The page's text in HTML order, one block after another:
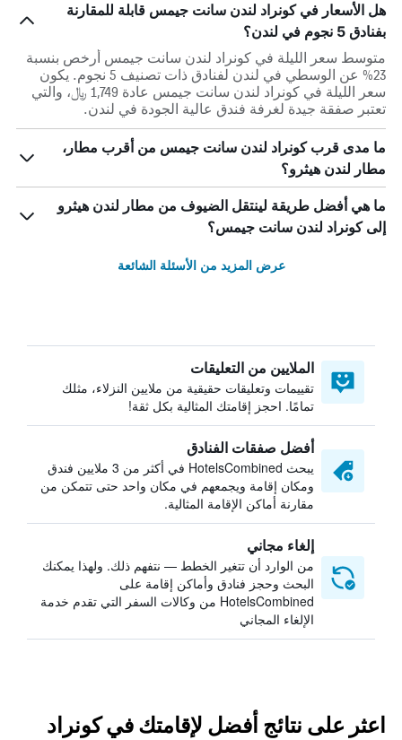
هل الأسعار في كونراد لندن سانت جيمس قابلة للمقارنة
بفنادق 5 نجوم في لندن؟
متوسط سعر الليلة في كونراد لندن سانت جيمس أرخص بنسبة
23% عن الوسطي في لندن لفنادق ذات تصنيف 5 نجوم. يكون
سعر الليلة في كونراد لندن سانت جيمس عادة 1,749 ﷼، والتي
تعتبر صفقة جيدة لغرفة فندق عالية الجودة في لندن.
ما مدى قرب كونراد لندن سانت جيمس من أقرب مطار،
مطار لندن هيثرو؟
ما هي أفضل طريقة لينتقل الضيوف من مطار لندن هيثرو
إلى كونراد لندن سانت جيمس؟
عرض المزيد من الأسئلة الشائعة
الملايين من التعليقات
تقييمات وتعليقات حقيقية من ملايين النزلاء، مثلك
تمامًا. احجز إقامتك المثالية بكل ثقة!
أفضل صفقات الفنادق
يبحث HotelsCombined في أكثر من 3 ملايين فندق
ومكان إقامة ويجمعهم في مكان واحد حتى تتمكن من
مقارنة أماكن الإقامة المثالية.
إلغاء مجاني
من الوارد أن تتغير الخطط — نتفهم ذلك. ولهذا يمكنك
البحث وحجز فنادق وأماكن إقامة على
HotelsCombined من وكالات السفر التي تقدم خدمة
الإلغاء المجاني
اعثر على نتائج أفضل لإقامتك في كونراد